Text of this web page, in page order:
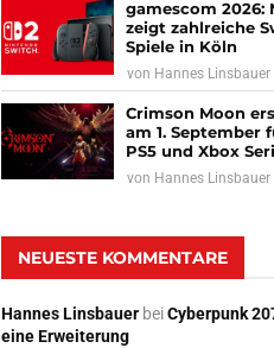
gamescom 2026:
zeigt zahlreiche
Spiele in Köln
von Hannes Linsbauer
Crimson Moon
am 1. September
PS5 und Xbox
von Hannes Linsbauer
NEUESTE KOMMENTARE
Hannes Linsbauer beiCyberpunk
eine Erweiterung